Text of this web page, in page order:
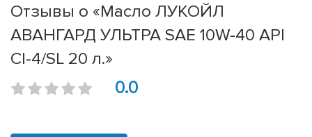
Отзывы о «Масло ЛУКОЙЛ
АВАНГАРД УЛЬТРА SAE 10W-40 API
CI-4/SL 20 л.»
0.0